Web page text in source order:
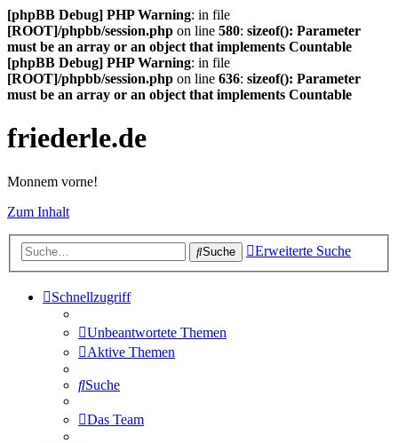
[phpBB Debug] PHP Warning: in file
[ROOT]/phpbb/session.php on line 580: sizeof(): Parameter
must be an array or an object that implements Countable
[phpBB Debug] PHP Warning: in file
[ROOT]/phpbb/session.php on line 636: sizeof(): Parameter
must be an array or an object that implements Countable
friederle.de
Monnem vorne!
Zum Inhalt
Suche Erweiterte Suche
Schnellzugriff
Unbeantwortete Themen
Aktive Themen
Suche
Das Team